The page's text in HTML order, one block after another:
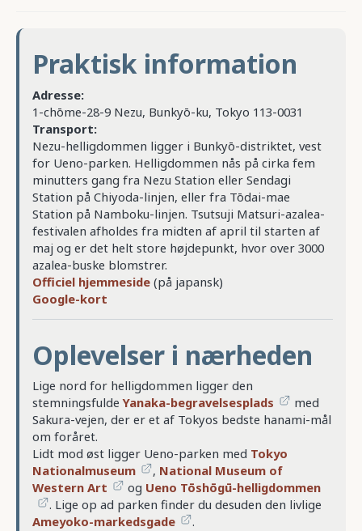
Praktisk information
Adresse:
1-chōme-28-9 Nezu, Bunkyō-ku, Tokyo 113-0031
Transport:
Nezu-helligdommen ligger i Bunkyō-distriktet, vest
for Ueno-parken. Helligdommen nås på cirka fem
minutters gang fra Nezu Station eller Sendagi
Station på Chiyoda-linjen, eller fra Tōdai-mae
Station på Namboku-linjen. Tsutsuji Matsuri-azalea-
festivalen afholdes fra midten af april til starten af
maj og er det helt store højdepunkt, hvor over 3000
azalea-buske blomstrer.
Officiel hjemmeside (på japansk)
Google-kort
Oplevelser i nærheden
Lige nord for helligdommen ligger den
stemningsfuldeYanaka-begravelsesplads
med
Sakura-vejen, der er et af Tokyos bedste hanami-mål
om foråret.
Lidt mod øst ligger Ueno-parken med Tokyo
Nationalmuseum
, National Museum of
Western Art
og Ueno Tōshōgū-helligdommen
. Lige op ad parken finder du desuden den livlige
Ameyoko-markedsgade
.